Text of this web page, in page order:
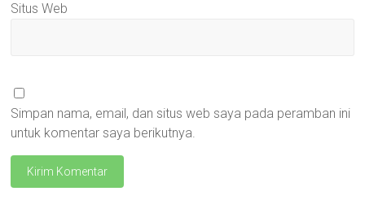
Situs Web
Simpan nama, email, dan situs web saya pada peramban ini
untuk komentar saya berikutnya.